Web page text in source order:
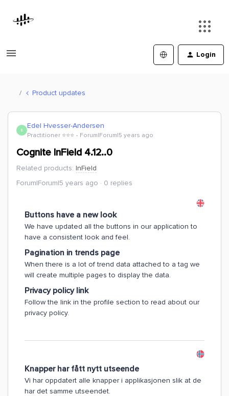
Login
Product updates
E Edel Hvesser-Andersen
Practitioner ⭐️⭐️⭐️ Forum|Forum|5 years ago
Cognite InField 4.12..0
Related products: InField
Forum|Forum|5 years ago
0 replies
Buttons have a new look
We have updated all the buttons in our application to
have a consistent look and feel.
Pagination in trends page
When there is a lot of trend data attached to a tag we
will create multiple pages to display the data.
Privacy policy link
Follow the link in the profile section to read about our
privacy policy.
Knapper har fått nytt utseende
Vi har oppdatert alle knapper i applikasjonen slik at de
har det samme utseendet.